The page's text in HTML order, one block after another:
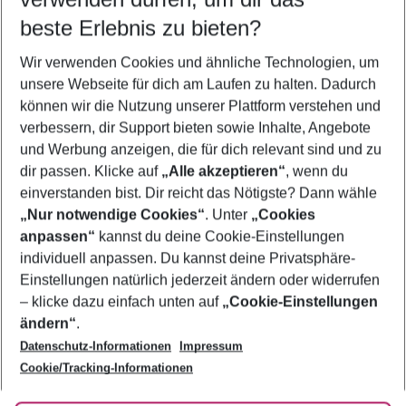
5-8 Nächte
2 Erwachsene Keine Kinder
Mehr Filter anzeigen
Footer
Footer navigation
Über uns
AGB
Bestpreisgarantie
Cookie-Einstellungen ändern
Cookie-Richtlinie
Agenturbetreuung
Barrierefreies Reisen
Folge uns
beste Erlebnis zu bieten?
Wir verwenden Cookies und ähnliche Technologien, um
unsere Webseite für dich am Laufen zu halten. Dadurch
können wir die Nutzung unserer Plattform verstehen und
verbessern, dir Support bieten sowie Inhalte, Angebote
und Werbung anzeigen, die für dich relevant sind und zu
dir passen. Klicke auf „Alle akzeptieren“, wenn du
einverstanden bist. Dir reicht das Nötigste? Dann wähle
„Nur notwendige Cookies“. Unter „Cookies
anpassen“ kannst du deine Cookie-Einstellungen
individuell anpassen. Du kannst deine Privatsphäre-
Einstellungen natürlich jederzeit ändern oder widerrufen
– klicke dazu einfach unten auf „Cookie-Einstellungen
ändern“.
Datenschutz-Informationen
Impressum
Cookie/Tracking-Informationen